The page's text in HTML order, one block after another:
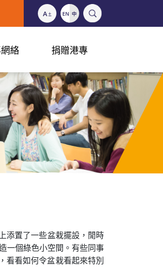
絡 捐贈港專
添置了一些盆栽擺設，閒時
一個綠色小空間。有些同事
看看如何令盆栽看起來特別